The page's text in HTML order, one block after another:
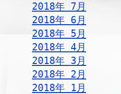
2018年 7月
2018年 6月
2018年 5月
2018年 4月
2018年 3月
2018年 2月
2018年 1月